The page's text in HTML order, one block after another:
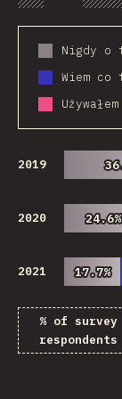
Chart
Nigdy o
Wiem
Używałem
2019
2020 24.6%
24.6%
2021 17.7%
17.7%
% of survey
respondents